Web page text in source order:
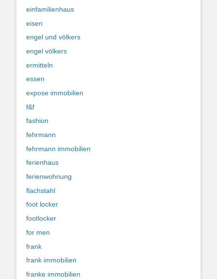
einfamilienhaus
eisen
engel und völkers
engel völkers
ermitteln
essen
expose immobilien
f&f
fashion
fehrmann
fehrmann immobilien
ferienhaus
ferienwohnung
flachstahl
foot locker
footlocker
for men
frank
frank immobilien
franke immobilien